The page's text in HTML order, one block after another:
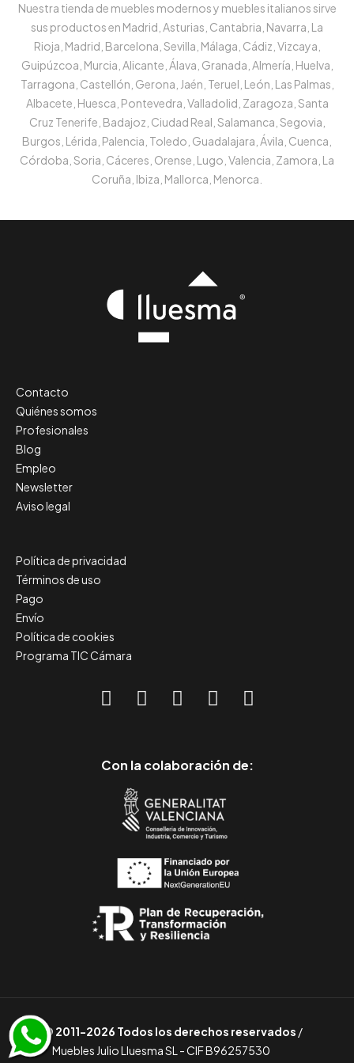
Nuestra tienda de muebles modernos y muebles italianos sirve
sus productos en Madrid, Asturias, Cantabria, Navarra, La
Rioja, Madrid, Barcelona, Sevilla, Málaga, Cádiz, Vizcaya,
Guipúzcoa, Murcia, Alicante, Álava, Granada, Almería, Huelva,
Tarragona, Castellón, Gerona, Jaén, Teruel, León, Las Palmas,
Albacete, Huesca, Pontevedra, Valladolid, Zaragoza, Santa
Cruz Tenerife, Badajoz, Ciudad Real, Salamanca, Segovia,
Burgos, Lérida, Palencia, Toledo, Guadalajara, Ávila, Cuenca,
Córdoba, Soria, Cáceres, Orense, Lugo, Valencia, Zamora, La
Coruña, Ibiza, Mallorca, Menorca.
Contacto
Quiénes somos
Profesionales
Blog
Empleo
Newsletter
Aviso legal
Política de privacidad
Términos de uso
Pago
Envío
Política de cookies
Programa TIC Cámara
Con la colaboración de:
© 2011-2026 Todos los derechos reservados /
Muebles Julio Lluesma SL - CIF B96257530